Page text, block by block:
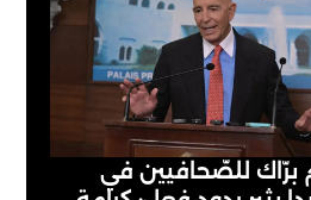
برّاك للصّحافيين في